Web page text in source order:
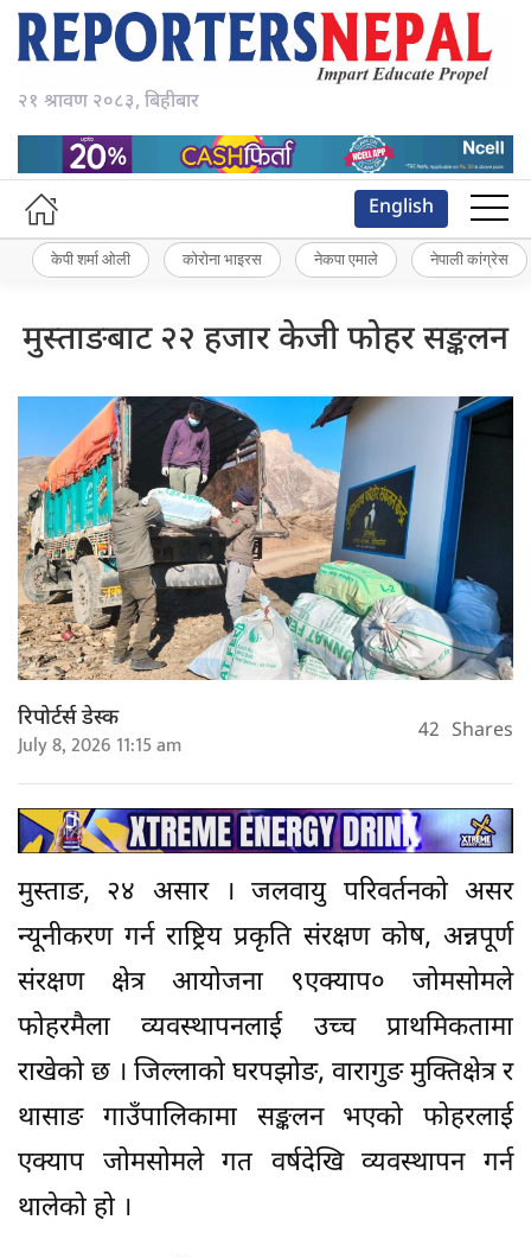
२१ श्रावण २०८३, बिहीबार
English
केपी शर्मा ओली कोरोना भाइरस नेकपा एमाले नेपाली कांग्रेस
मुस्ताङबाट २२ हजार केजी फोहर सङ्कलन
रिपोर्टर्स डेस्क
July 8, 2026 11:15 am 42 Shares
मुस्ताङ, २४ असार । जलवायु परिवर्तनको असर
न्यूनीकरण गर्न राष्ट्रिय प्रकृति संरक्षण कोष, अन्नपूर्ण
संरक्षण क्षेत्र आयोजना ९एक्याप० जोमसोमले
फोहरमैला व्यवस्थापनलाई उच्च प्राथमिकतामा
राखेको छ । जिल्लाको घरपझोङ, वारागुङ मुक्तिक्षेत्र र
थासाङ गाउँपालिकामा सङ्कलन भएको फोहरलाई
एक्याप जोमसोमले गत वर्षदेखि व्यवस्थापन गर्न
थालेको हो ।